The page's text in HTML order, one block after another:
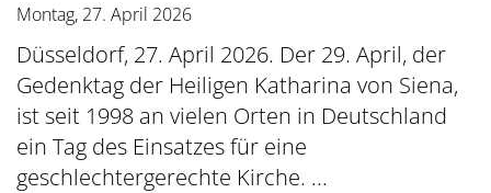
Montag, 27. April 2026
Düsseldorf, 27. April 2026. Der 29. April, der
Gedenktag der Heiligen Katharina von Siena,
ist seit 1998 an vielen Orten in Deutschland
ein Tag des Einsatzes für eine
geschlechtergerechte Kirche. ...